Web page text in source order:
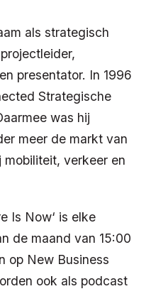
als strategisch
presentator. In 1996
Strategische
was hij
meer de markt van
verkeer en
Is Now‘ is elke
de maand van 15:00
op New Business
ook als podcast